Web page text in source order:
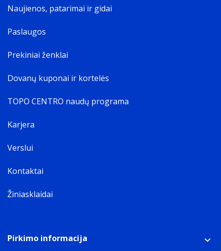
Naujienos, patarimai ir gidai
Paslaugos
Prekiniai ženklai
Dovanų kuponai ir kortelės
TOPO CENTRO naudų programa
Karjera
Verslui
Kontaktai
Žiniasklaidai
Pirkimo informacija